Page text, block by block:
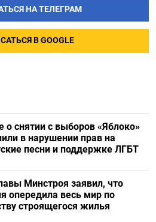
НА ТЕЛЕГРАМ
В GOOGLE
о снятии с выборов «Яблоко»
в нарушении прав на
песни и поддержке ЛГБТ
Минстроя заявил, что
опередила весь мир по
строящегося жилья